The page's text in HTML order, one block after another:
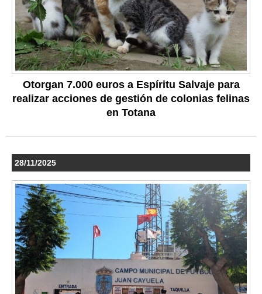
Otorgan 7.000 euros a Espíritu Salvaje para
realizar acciones de gestión de colonias felinas
en Totana
28/11/2025